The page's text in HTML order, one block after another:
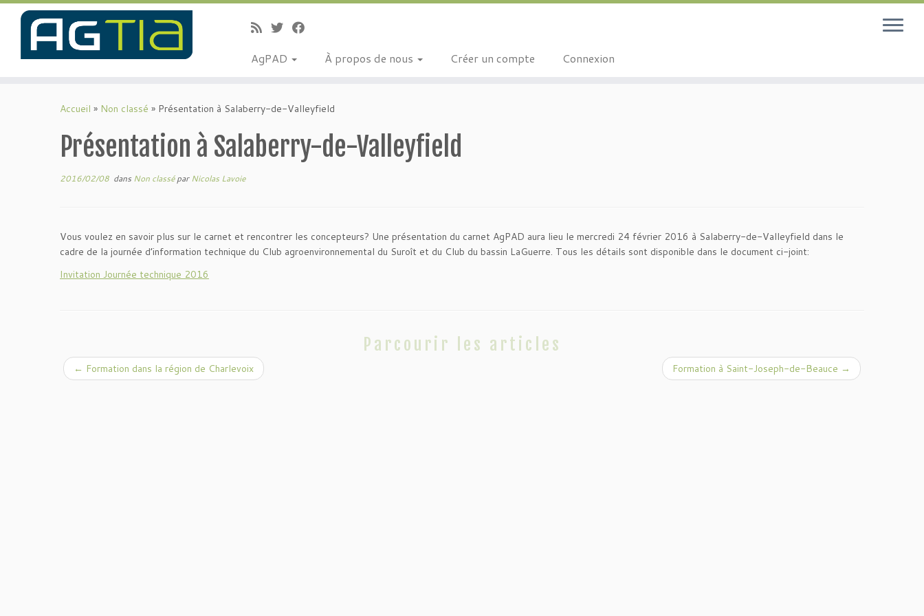
AgPAD À propos de nous Créer un compte Connexion
Accueil » Non classé » Présentation à Salaberry-de-Valleyfield
Présentation à Salaberry-de-Valleyfield
2016/02/08 dans Non classéparNicolas Lavoie
Vous voulez en savoir plus sur le carnet et rencontrer les concepteurs? Une présentation du carnet AgPAD aura lieu le mercredi 24 février 2016 à Salaberry-de-Valleyfield dans le
cadre de la journée d’information technique du Club agroenvironnemental du Suroît et du Club du bassin LaGuerre. Tous les détails sont disponible dans le document ci-joint:
Invitation Journée technique 2016
Parcourir les articles
← Formation dans la région de Charlevoix Formation à Saint-Joseph-de-Beauce →